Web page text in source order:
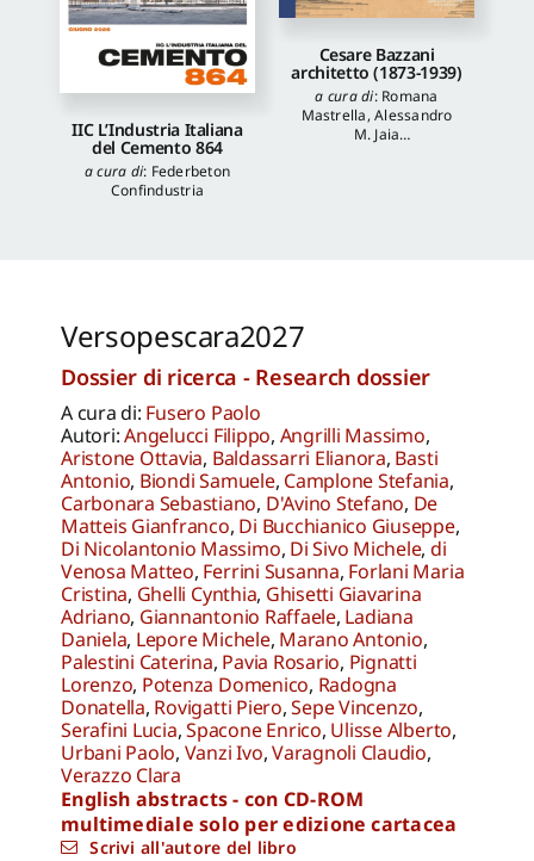
IIC L’Industria Italiana
del Cemento 864
a cura di: Federbeton
Confindustria
Cesare Bazzani
architetto (1873-1939)
a cura di: Romana
Mastrella,Alessandro
M. Jaia
Versopescara2027
Dossier di ricerca - Research dossier
A cura di: Fusero Paolo
Autori:Angelucci Filippo, Angrilli Massimo,
Aristone Ottavia, Baldassarri Elianora, Basti
Antonio, Biondi Samuele, Camplone Stefania,
Carbonara Sebastiano, D'Avino Stefano, De
Matteis Gianfranco, Di Bucchianico Giuseppe,
Di Nicolantonio Massimo, Di Sivo Michele, di
Venosa Matteo, Ferrini Susanna, Forlani Maria
Cristina, Ghelli Cynthia, Ghisetti Giavarina
Adriano, Giannantonio Raffaele, Ladiana
Daniela, Lepore Michele, Marano Antonio,
Palestini Caterina, Pavia Rosario, Pignatti
Lorenzo, Potenza Domenico, Radogna
Donatella, Rovigatti Piero,Sepe Vincenzo,
Serafini Lucia,Spacone Enrico, Ulisse Alberto,
Urbani Paolo, Vanzi Ivo,Varagnoli Claudio,
Verazzo Clara
English abstracts - con CD-ROM
multimediale solo per edizione cartacea
Scrivi all'autore del libro